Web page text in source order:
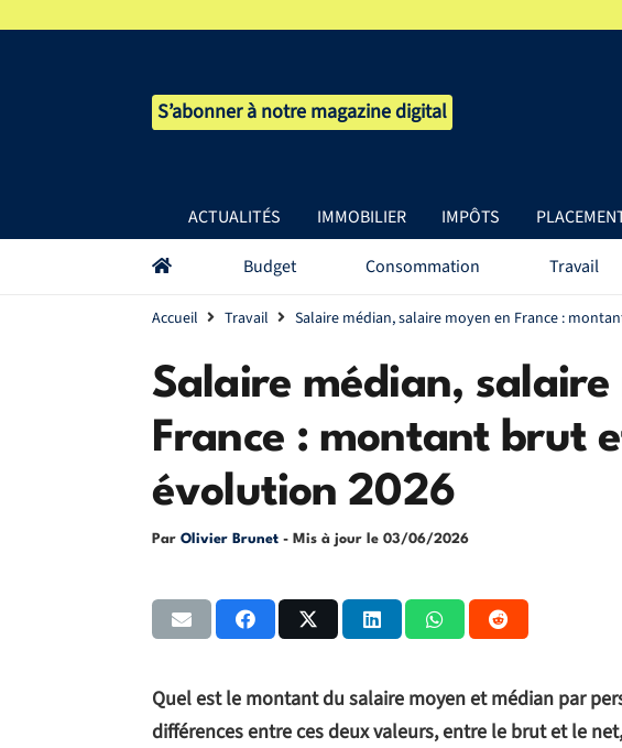
S’abonner à notre magazine digital
ACTUALITÉS IMMOBILIER IMPÔTS
Budget Consommation Travail
Accueil Travail Salaire médian, salaire moyen en France :
Salaire médian, salaire
France : montant brut
évolution 2026
Par Olivier Brunet - Mis à jour le 03/06/2026
Quel est le montant du salaire moyen et médian par
différences entre ces deux valeurs, entre le brut et le